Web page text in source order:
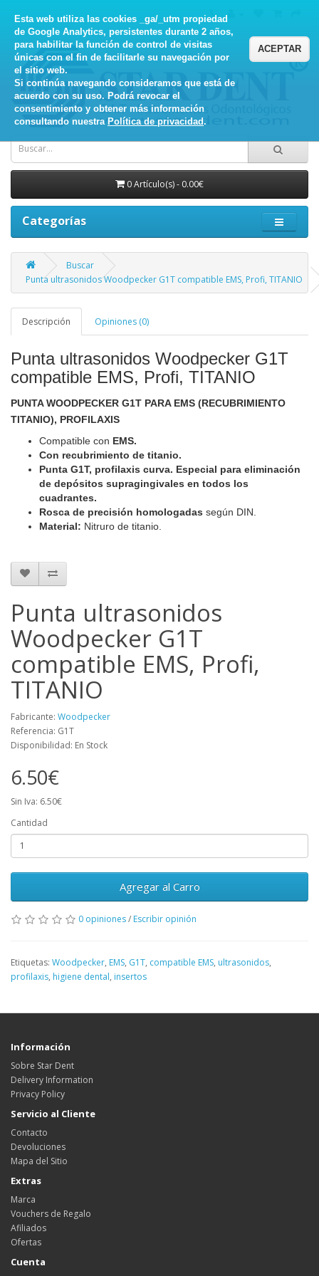
Esta web utiliza las cookies _ga/_utm propiedad
de Google Analytics, persistentes durante 2 años,
para habilitar la función de control de visitas
únicas con el fin de facilitarle su navegación por
el sitio web.
Si continúa navegando consideramos que está de
acuerdo con su uso. Podrá revocar el
consentimiento y obtener más información
consultando nuestra Política de privacidad.
ACEPTAR
0 Artículo(s) - 0.00€
Categorías
Buscar
Punta ultrasonidos Woodpecker G1T compatible EMS, Profi, TITANIO
Descripción Opiniones (0)
Punta ultrasonidos Woodpecker G1T
compatible EMS, Profi, TITANIO
PUNTA WOODPECKER G1T PARA EMS (RECUBRIMIENTO
TITANIO), PROFILAXIS
Compatible con EMS.
Con recubrimiento de titanio.
Punta G1T, profilaxis curva. Especial para eliminación
de depósitos supragingivales en todos los
cuadrantes.
Rosca de precisión homologadas según DIN.
Material: Nitruro de titanio.
Punta ultrasonidos
Woodpecker G1T
compatible EMS, Profi,
TITANIO
Fabricante: Woodpecker
Referencia: G1T
Disponibilidad: En Stock
6.50€
Sin Iva: 6.50€
Cantidad
Agregar al Carro
0 opiniones/ Escribir opinión
Etiquetas: Woodpecker, EMS, G1T, compatible EMS, ultrasonidos,
profilaxis, higiene dental, insertos
Información
Sobre Star Dent
Delivery Information
Privacy Policy
Servicio al Cliente
Contacto
Devoluciones
Mapa del Sitio
Extras
Marca
Vouchers de Regalo
Afiliados
Ofertas
Cuenta